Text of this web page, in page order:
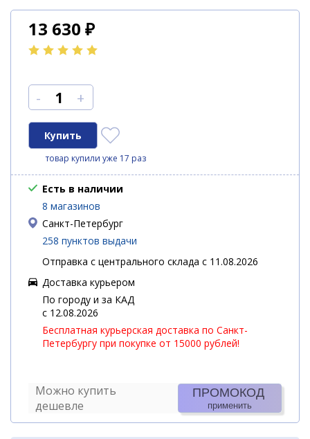
13 630 ₽
- +
товар купили уже 17 раз
Есть в наличии
8 магазинов
Санкт-Петербург
258 пунктов выдачи
Отправка с центрального склада с 11.08.2026
Доставка курьером
По городу и за КАД
c 12.08.2026
Бесплатная курьерская доставка по Санкт-
Петербургу при покупке от 15000 рублей!
Можно купить
дешевле
ПРОМОКОД
применить